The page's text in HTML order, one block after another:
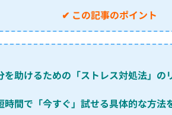
✔ この記事のポイント
を助けるための「ストレス対処法」の
時間で「今すぐ」試せる具体的な方法